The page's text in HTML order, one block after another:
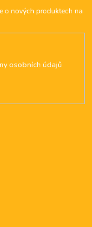
o nových produktech na
osobních údajů